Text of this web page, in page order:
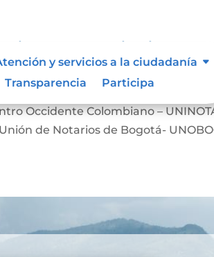
y servicios a la ciudadanía
Transparencia
Participa
asociaciones
– UCNCUnión del Notariado
Occidente Colombiano –
de Notarios de Bogotá-